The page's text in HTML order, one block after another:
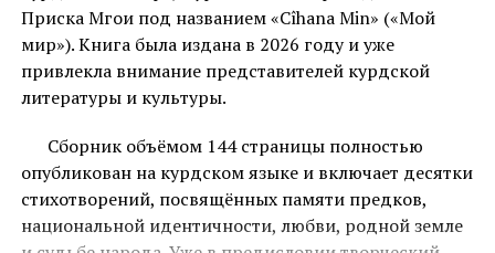
kesk, sor û zere; havîna wî bi germ û germistane; payîza
wî bi kilama awaz zîze; zivistana wî bi mitale, xem û
xîyale…
Ez birayê xweyî hizkirî Prîskê Mihoyî bi dil û can pîroz
dikim bo weșena vê berhema hêja û serkeftî.
Eskerê Boyîk
СВЯЗАННЫЕ ТЕМЫ: "CÎHANA MIN" PRÎSKÊ MIHOYÎ
Приска Мгои под названием «Cîhana Min» («Мой
мир»). Книга была издана в 2026 году и уже
привлекла внимание представителей курдской
литературы и культуры.
Сборник объёмом 144 страницы полностью
опубликован на курдском языке и включает десятки
стихотворений, посвящённых памяти предков,
национальной идентичности, любви, родной земле